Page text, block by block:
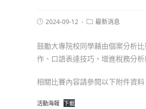
2024-09-12 最新消息
鼓勵大專院校同學藉由個案分析
作、口語表達技巧，增進稅務分
相關比賽內容請參閱以下附件資
活動海報 下載